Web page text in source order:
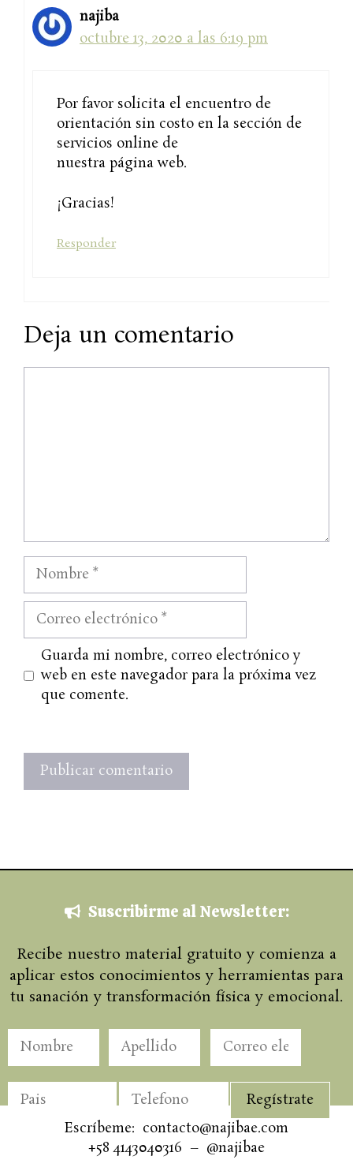
najiba
octubre 13, 2020 a las 6:19 pm
Por favor solicita el encuentro de
orientación sin costo en la sección de
servicios online de
nuestra página web.
¡Gracias!
Responder
Deja un comentario
Nombre
Correo
electrónico
WebGuarda mi nombre, correo electrónico y
web en este navegador para la próxima vez
que comente.
Suscribirme al Newsletter:
Recibe nuestro material gratuito y comienza a
aplicar estos conocimientos y herramientas para
tu sanación y transformación física y emocional.
Escríbeme: contacto@najibae.com
+58 4143040316 – @najibae